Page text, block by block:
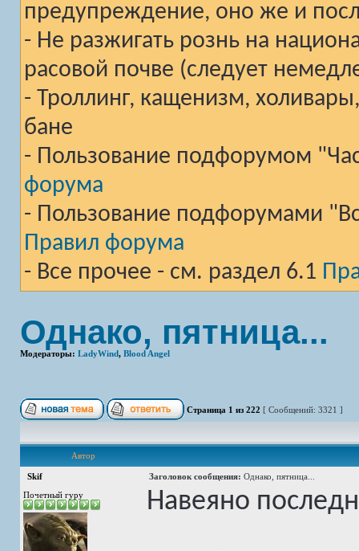
предупреждение, оно же и
- Не разжигать рознь на
расовой почве (следует
- Троллинг, кащенизм,
бане
- Пользование подфорумом
форума
- Пользование подфорумами
Правил форума
- Все прочее - см. раздел 6.1
Однако, пятница...
Модераторы: LadyWind, Blood Angel
Страница 1 из 222 [ Сообщений: 3321 ]
Автор
Skif Заголовок сообщения: Однако, пятница...
Почетный гуру
Навеяно